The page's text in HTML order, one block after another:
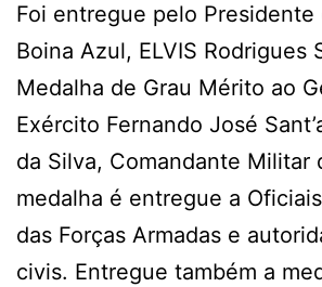
Foi entregue pelo
Boina Azul, ELVIS Rodrigues
Medalha de Grau Mérito ao
Exército Fernando José
da Silva, Comandante Militar
medalha é entregue a
das Forças Armadas e
civis. Entregue também a